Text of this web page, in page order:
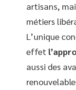
artisans,
métiers
L’unique
effet
aussi des